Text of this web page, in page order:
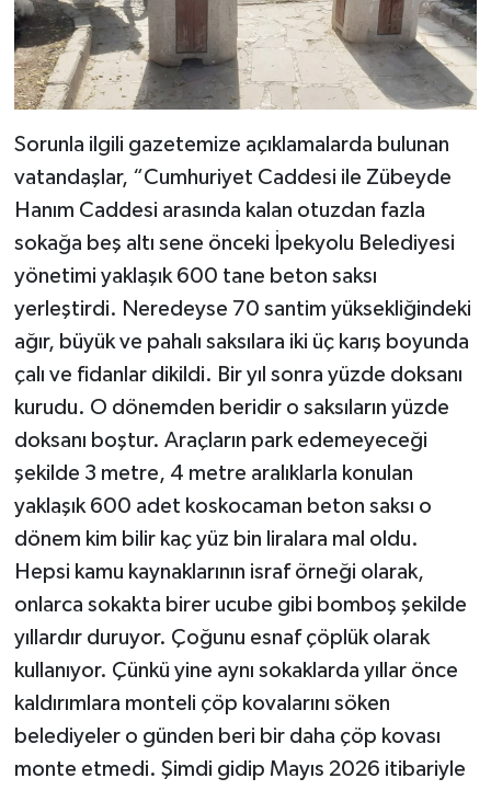
Sorunla ilgili gazetemize açıklamalarda bulunan
vatandaşlar, “Cumhuriyet Caddesi ile Zübeyde
Hanım Caddesi arasında kalan otuzdan fazla
sokağa beş altı sene önceki İpekyolu Belediyesi
yönetimi yaklaşık 600 tane beton saksı
yerleştirdi. Neredeyse 70 santim yüksekliğindeki
ağır, büyük ve pahalı saksılara iki üç karış boyunda
çalı ve fidanlar dikildi. Bir yıl sonra yüzde doksanı
kurudu. O dönemden beridir o saksıların yüzde
doksanı boştur. Araçların park edemeyeceği
şekilde 3 metre, 4 metre aralıklarla konulan
yaklaşık 600 adet koskocaman beton saksı o
dönem kim bilir kaç yüz bin liralara mal oldu.
Hepsi kamu kaynaklarının israf örneği olarak,
onlarca sokakta birer ucube gibi bomboş şekilde
yıllardır duruyor. Çoğunu esnaf çöplük olarak
kullanıyor. Çünkü yine aynı sokaklarda yıllar önce
kaldırımlara monteli çöp kovalarını söken
belediyeler o günden beri bir daha çöp kovası
monte etmedi. Şimdi gidip Mayıs 2026 itibariyle